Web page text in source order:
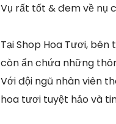
Vụ rất tốt & đem về nụ
Tại Shop Hoa Tươi,
còn ẩn chứa những
Với đội ngũ nhân viên
hoa tươi tuyệt hảo và